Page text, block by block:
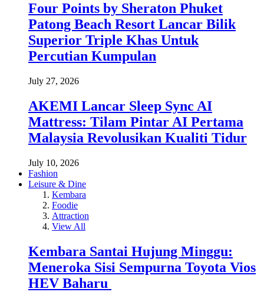
Four Points by Sheraton Phuket
Patong Beach Resort Lancar Bilik
Superior Triple Khas Untuk
Percutian Kumpulan
July 27, 2026
AKEMI Lancar Sleep Sync AI
Mattress: Tilam Pintar AI Pertama
Malaysia Revolusikan Kualiti Tidur
July 10, 2026
Fashion
Leisure & Dine
Kembara
Foodie
Attraction
View All
Kembara Santai Hujung Minggu:
Meneroka Sisi Sempurna Toyota Vios
HEV Baharu